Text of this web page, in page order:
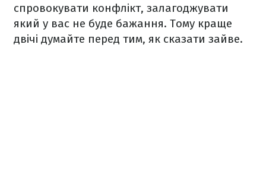
спровокувати конфлікт, залагоджувати
який у вас не буде бажання. Тому краще
двічі думайте перед тим, як сказати зайве.